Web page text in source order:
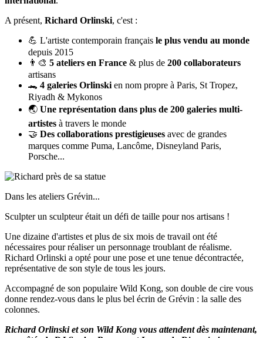
A présent, Richard Orlinski, c'est :
💪 L'artiste contemporain français le plus vendu au monde
depuis 2015
👨‍🎨 5 ateliers en France & plus de 200 collaborateurs
artisans
🐊 4 galeries Orlinski en nom propre à Paris, St Tropez,
Riyadh & Mykonos
🌏 Une représentation dans plus de 200 galeries multi-
artistes à travers le monde
🤝 Des collaborations prestigieuses avec de grandes
marques comme Puma, Lancôme, Disneyland Paris,
Porsche...
Dans les ateliers Grévin...
Sculpter un sculpteur était un défi de taille pour nos artisans !
Une dizaine d'artistes et plus de six mois de travail ont été
nécessaires pour réaliser un personnage troublant de réalisme.
Richard Orlinski a opté pour une pose et une tenue décontractée,
représentative de son style de tous les jours.
Accompagné de son populaire Wild Kong, son double de cire vous
donne rendez-vous dans le plus bel écrin de Grévin : la salle des
colonnes.
Richard Orlinski et son Wild Kong vous attendent dès maintenant,